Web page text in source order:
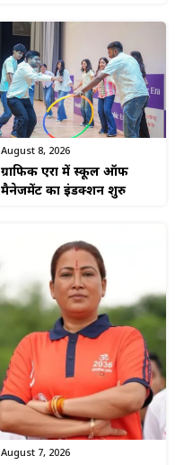
August 8, 2026
ग्राफिक एरा में स्कूल ऑफ
मैनेजमेंट का इंडक्शन शुरु
August 7, 2026